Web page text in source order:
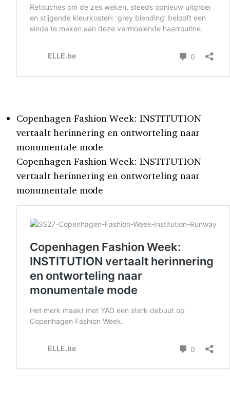
Copenhagen Fashion Week: INSTITUTION
vertaalt herinnering en ontworteling naar
monumentale mode
Copenhagen Fashion Week: INSTITUTION
vertaalt herinnering en ontworteling naar
monumentale mode